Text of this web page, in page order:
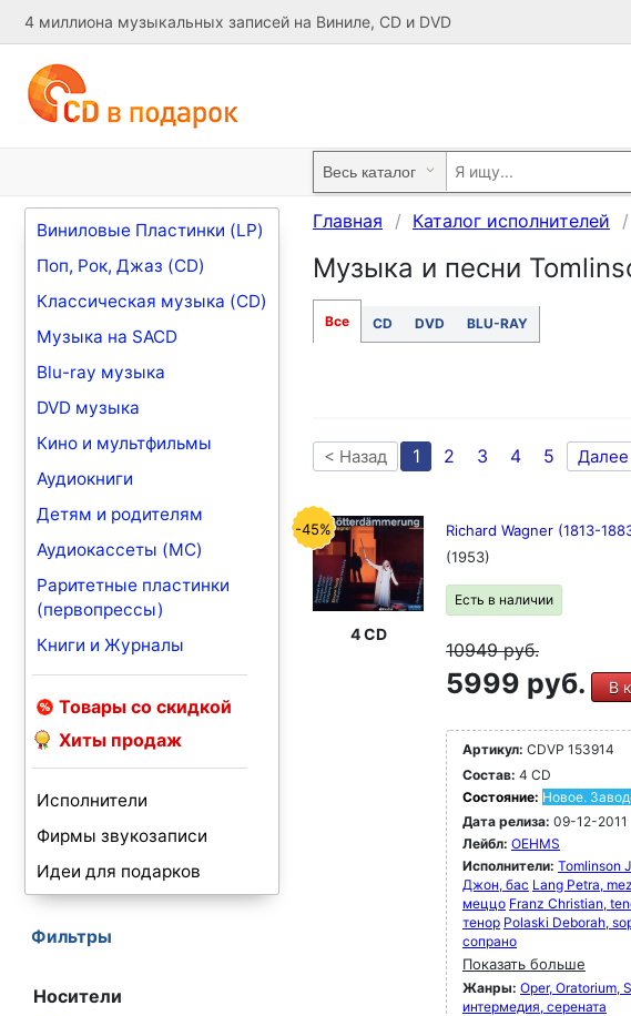
4 миллиона музыкальных записей на Виниле, CD и DVD
Виниловые Пластинки (LP)
Поп, Рок, Джаз (CD)
Классическая музыка (CD)
Музыка на SACD
Blu-ray музыка
DVD музыка
Кино и мультфильмы
Аудиокниги
Детям и родителям
Аудиокассеты (MC)
Раритетные пластинки
(первопрессы)
Книги и Журналы
Товары со скидкой
Хиты продаж
Исполнители
Фирмы звукозаписи
Идеи для подарков
Фильтры
Носители
Главная Каталог исполнителей
Музыка и песни
Все CD DVD BLU-RAY
< Назад 1 2 3 4 5
-45%
4 CD
Richard Wagner (1813-
(1953)
Есть в наличии
10949руб.
5999 руб. В
Артикул: CDVP 153914
Состав: 4 CD
Состояние: Новое.
Дата релиза: 09-12-2011
Лейбл: OEHMS
Исполнители: Tomlinson
Джон, бас Lang Petra,
меццо Franz Christian,
тенор Polaski Deborah,
сопрано
Показать больше
Жанры: Oper, Oratorium,
интермедия, серената